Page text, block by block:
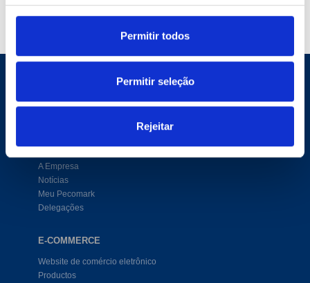
Permitir todos
Permitir seleção
Rejeitar
A Empresa
Notícias
Meu Pecomark
Delegações
E-COMMERCE
Website de comércio eletrônico
Productos